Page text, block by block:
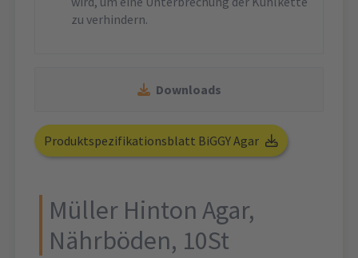
zu verhindern.
Downloads
Produktspezifikationsblatt BiGGY Agar
Müller Hinton Agar,
Nährböden, 10St